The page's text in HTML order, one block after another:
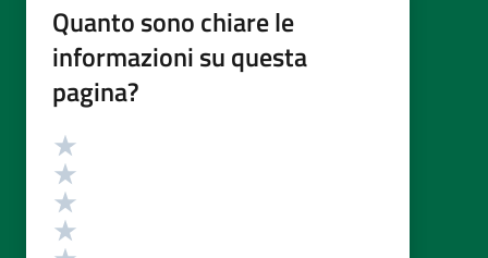
Quanto sono chiare le
informazioni su questa
pagina?
Valutazione